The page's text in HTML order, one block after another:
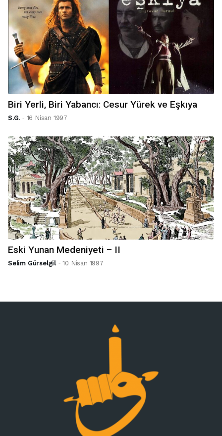
Biri Yerli, Biri Yabancı: Cesur Yürek ve Eşkıya
S.G. - 16 Nisan 1997
Eski Yunan Medeniyeti – II
Selim Gürselgil - 10 Nisan 1997